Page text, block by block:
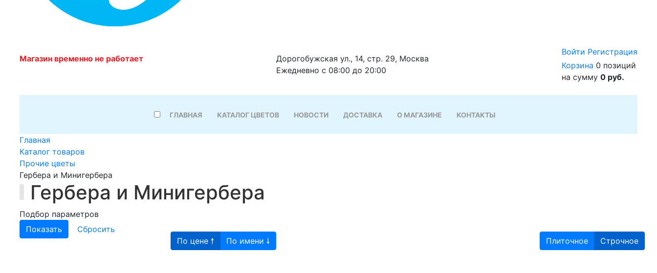
Магазин временно не работает
Дорогобужская ул., 14, стр. 29, Москва
Ежедневно с 08:00 до 20:00
Войти Регистрация
Корзина 0 позиций
на сумму 0 руб.
ГЛАВНАЯ КАТАЛОГ ЦВЕТОВ НОВОСТИ ДОСТАВКА О МАГАЗИНЕ КОНТАКТЫ
Главная
Каталог товаров
Прочие цветы
Гербера и Минигербера
Гербера и Минигербера
Подбор параметров
По цене 🠕 По имени 🠗 Плиточное Строчное